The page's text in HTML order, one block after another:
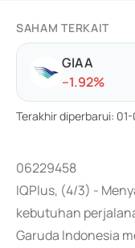
SAHAM TERKAIT
GIAA
--1.92%
Terakhir diperbarui:
06229458
IQPlus, (4/3) -
kebutuhan
Garuda Indonesia